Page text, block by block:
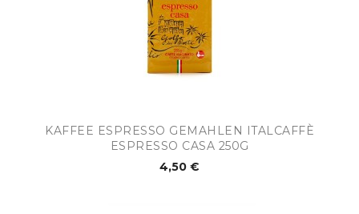
KAFFEE ESPRESSO GEMAHLEN ITALCAFFÈ
ESPRESSO CASA 250G
4,50 €